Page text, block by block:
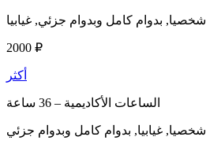
شخصيا, بدوام كامل وبدوام جزئي, غيابيا
2000 ₽
أكثر
الساعات الأكاديمية –
شخصيا, غيابيا, بدوام كامل وبدوام جزئي